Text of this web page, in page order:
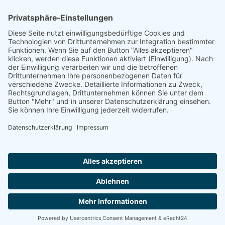
10.08.1942, Auschwitz, Vernichtungslager
Footer
Cookie-Einstellungen Datenschutz